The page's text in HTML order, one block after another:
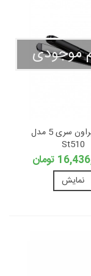
موجودی
اتو مو براون سری 5 مدل
St510
تومان
نمایش